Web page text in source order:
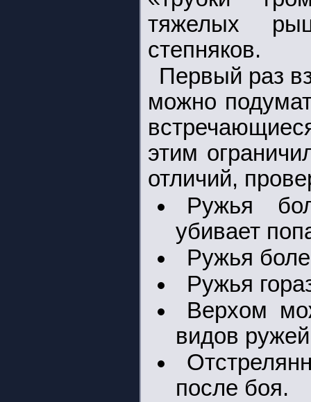
тяжелых
степняков.
Первый раз
можно
этим
отличий,
Ружья
убивает
Ружья
Ружья
Верхом
видов ружей
после боя.